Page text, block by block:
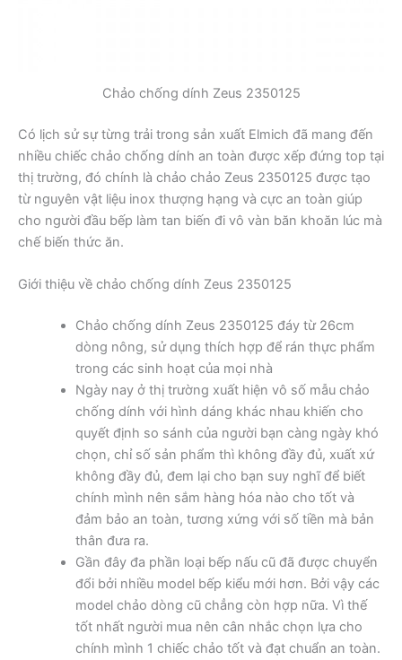
Chảo chống dính Zeus 2350125
Có lịch sử sự từng trải trong sản xuất Elmich đã mang đến
nhiều chiếc chảo chống dính an toàn được xếp đứng top tại
thị trường, đó chính là chảo chảo Zeus 2350125 được tạo
từ nguyên vật liệu inox thượng hạng và cực an toàn giúp
cho người đầu bếp làm tan biến đi vô vàn băn khoăn lúc mà
chế biến thức ăn.
Giới thiệu về chảo chống dính Zeus 2350125
Chảo chống dính Zeus 2350125 đáy từ 26cm
dòng nông, sử dụng thích hợp để rán thực phẩm
trong các sinh hoạt của mọi nhà
Ngày nay ở thị trường xuất hiện vô số mẫu chảo
chống dính với hình dáng khác nhau khiến cho
quyết định so sánh của người bạn càng ngày khó
chọn, chỉ số sản phẩm thì không đầy đủ, xuất xứ
không đầy đủ, đem lại cho bạn suy nghĩ để biết
chính mình nên sắm hàng hóa nào cho tốt và
đảm bảo an toàn, tương xứng với số tiền mà bản
thân đưa ra.
Gần đây đa phần loại bếp nấu cũ đã được chuyển
đổi bởi nhiều model bếp kiểu mới hơn. Bởi vậy các
model chảo dòng cũ chẳng còn hợp nữa. Vì thế
tốt nhất người mua nên cân nhắc chọn lựa cho
chính mình 1 chiếc chảo tốt và đạt chuẩn an toàn.